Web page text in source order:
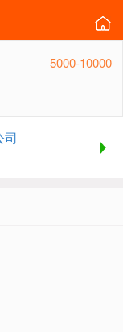
5000-10000